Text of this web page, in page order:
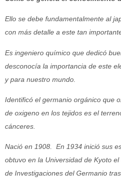
Ello se debe fundamentalmente al
con más detalle a este tan
Es ingeniero químico que dedicó
desconocía la importancia de este
y para nuestro mundo.
Identificó el germanio orgánico que
de oxigeno en los tejidos es el
cánceres.
Nació en 1908. En 1934 inició sus
obtuvo en la Universidad de Kyoto
de Investigaciones del Germanio